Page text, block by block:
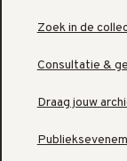
Zoek in de
Consultatie &
Draag jouw